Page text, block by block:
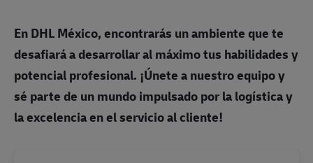
En DHL México, encontrarás un ambiente que te
desafiará a desarrollar al máximo tus habilidades y
potencial profesional. ¡Únete a nuestro equipo y
sé parte de un mundo impulsado por la logística y
la excelencia en el servicio al cliente!